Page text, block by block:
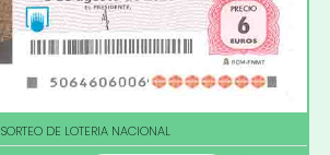
SORTEO DE LOTERIA NACIONAL